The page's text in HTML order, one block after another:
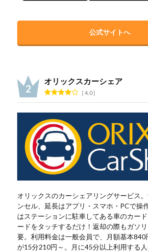
公式サイトへ
オリックスカーシェア
4.0
オリックスのカーシェアリングサービス
ンセル、延長はアプリ・スマホ・PCで操
はステーションに駐車してある車のカー
ードをタッチするだけ！返却の際もガソ
要。利用料金は一般会員で、月額基本840
が15分210円～。月に45分以上利用する